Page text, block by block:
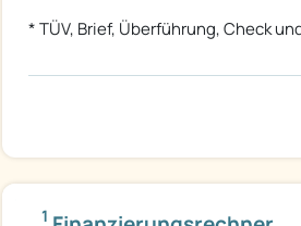
* TÜV, Brief, Überführung, Check
1